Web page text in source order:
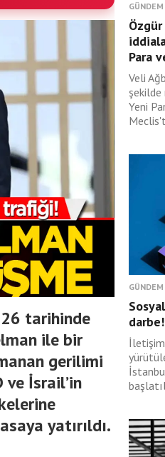
tarihinde
ile bir
gerilimi
İsrail’in
yatırıldı.
GÜNDEM
Para
Veli
Yeni
GÜNDEM
darbe!
İletişim